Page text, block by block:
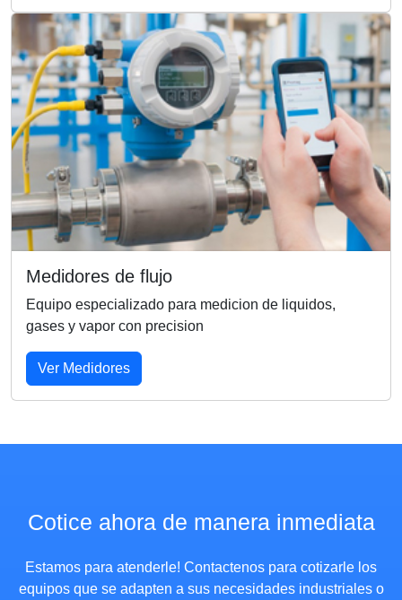
Medidores de flujo
Equipo especializado para medicion de liquidos,
gases y vapor con precision
Ver Medidores
Cotice ahora de manera inmediata
Estamos para atenderle! Contactenos para cotizarle los
equipos que se adapten a sus necesidades industriales o